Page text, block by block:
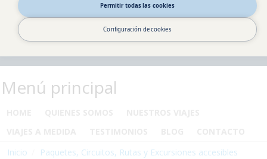
Permitir todas las cookies
Configuración de cookies
Menú principal
Inicio
Paquetes, Circuitos, Rutas y Excursiones accesibles